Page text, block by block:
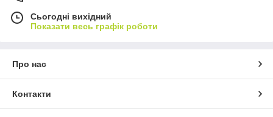
Сьогодні вихідний
Показати весь графік роботи
Про нас
Контакти